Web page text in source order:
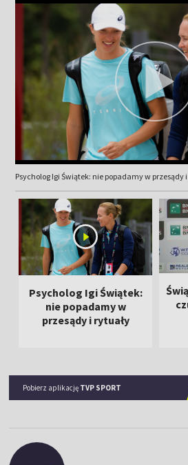
Psycholog Igi Świątek: nie popadamy w przesądy
Psycholog Igi Świątek:
nie popadamy w
przesądy i rytuały
Pobierz aplikację TVP SPORT